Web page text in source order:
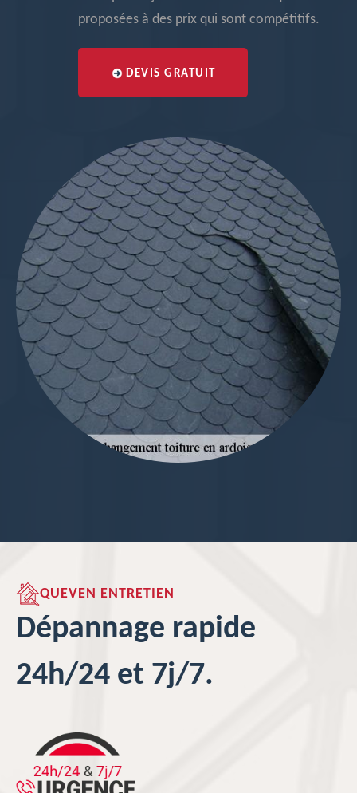
proposées à des prix qui sont compétitifs.
DEVIS GRATUIT
QUEVEN ENTRETIEN
Dépannage rapide
24h/24 et 7j/7.